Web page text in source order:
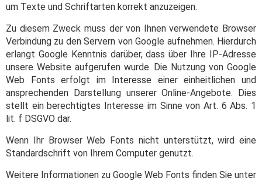
um Texte und Schriftarten korrekt anzuzeigen.
Zu diesem Zweck muss der von Ihnen verwendete Browser
Verbindung zu den Servern von Google aufnehmen. Hierdurch
erlangt Google Kenntnis darüber, dass über Ihre IP-Adresse
unsere Website aufgerufen wurde. Die Nutzung von Google
Web Fonts erfolgt im Interesse einer einheitlichen und
ansprechenden Darstellung unserer Online-Angebote. Dies
stellt ein berechtigtes Interesse im Sinne von Art. 6 Abs. 1
lit. f DSGVO dar.
Wenn Ihr Browser Web Fonts nicht unterstützt, wird eine
Standardschrift von Ihrem Computer genutzt.
Weitere Informationen zu Google Web Fonts finden Sie unter